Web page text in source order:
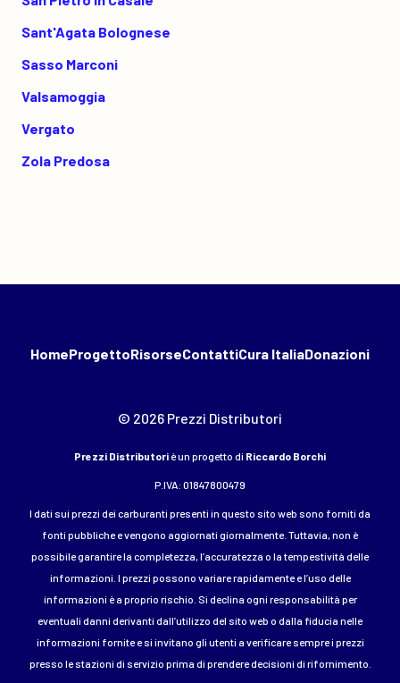
Sant'Agata Bolognese
Sasso Marconi
Valsamoggia
Vergato
Zola Predosa
HomeProgettoRisorseContattiCura ItaliaDonazioni
© 2026 Prezzi Distributori
Prezzi Distributori è un progetto di Riccardo Borchi
P.IVA: 01847800479
I dati sui prezzi dei carburanti presenti in questo sito web sono forniti da
fonti pubbliche e vengono aggiornati giornalmente. Tuttavia, non è
possibile garantire la completezza, l’accuratezza o la tempestività delle
informazioni. I prezzi possono variare rapidamente e l’uso delle
informazioni è a proprio rischio. Si declina ogni responsabilità per
eventuali danni derivanti dall’utilizzo del sito web o dalla fiducia nelle
informazioni fornite e si invitano gli utenti a verificare sempre i prezzi
presso le stazioni di servizio prima di prendere decisioni di rifornimento.